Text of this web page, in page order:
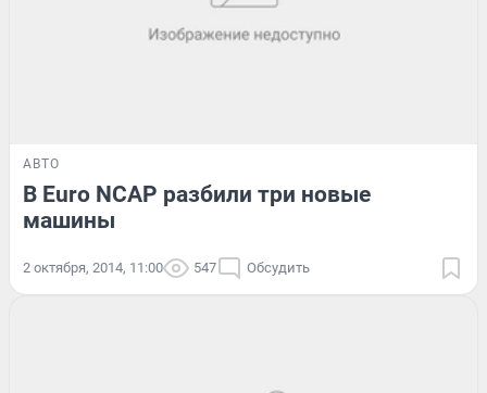
АВТО
В Euro NCAP разбили три новые
машины
2 октября, 2014, 11:00 547 Обсудить